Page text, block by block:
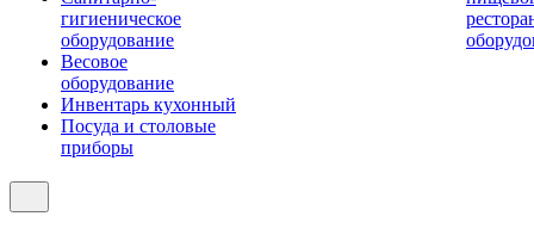
гигиеническое
оборудование
Весовое
оборудование
Инвентарь кухонный
Посуда и столовые
приборы